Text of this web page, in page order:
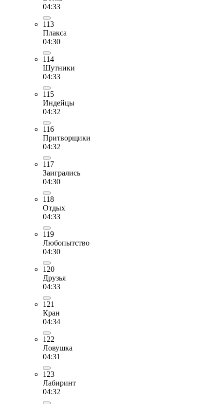
04:33
113
Плакса
04:30
114
Шутники
04:33
115
Индейцы
04:32
116
Притворщики
04:32
117
Заигрались
04:30
118
Отдых
04:33
119
Любопытство
04:30
120
Друзья
04:33
121
Кран
04:34
122
Ловушка
04:31
123
Лабиринт
04:32